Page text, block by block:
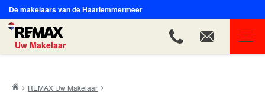
De makelaars van de Haarlemmermeer
Uw Makelaar
REMAX Uw Makelaar